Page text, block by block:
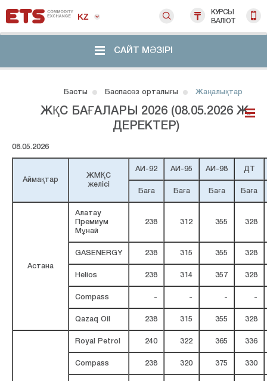
KZ
КУРСЫ
ВАЛЮТ
САЙТ МӘЗІРІ
Басты Баспасөз орталығы Жаңалықтар
ЖҚС БАҒАЛАРЫ 2026 (08.05.2026 Ж.
ДЕРЕКТЕР)
08.05.2026
Аймақтар
ЖМҚС
желісі
АИ-92 АИ-95 АИ-98 ДТ
Баға Баға Баға Баға
Астана
Алатау
Премиум
Мұнай
238 312 355 328
GASENERGY 238 315 355 328
Helios 238 314 357 328
Compass - - - -
Qazaq Oil 238 315 355 328
Royal Petrol 240 322 365 336
Compass 238 320 375 330